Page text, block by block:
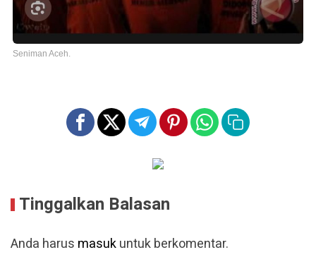
Seniman Aceh.
Tinggalkan Balasan
Anda harus masukuntuk berkomentar.